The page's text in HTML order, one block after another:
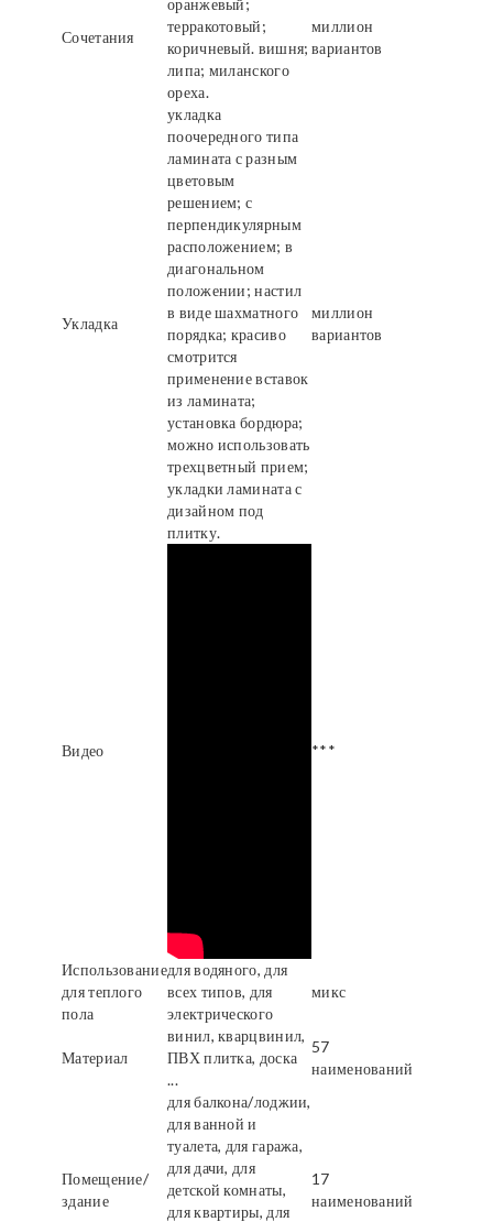
Сочетания
оранжевый;
терракотовый;
коричневый. вишня;
липа; миланского
ореха.
миллион
вариантов
Укладка
укладка
поочередного типа
ламината с разным
цветовым
решением; с
перпендикулярным
расположением; в
диагональном
положении; настил
в виде шахматного
порядка; красиво
смотрится
применение вставок
из ламината;
установка бордюра;
можно использовать
трехцветный прием;
укладки ламината с
дизайном под
плитку.
миллион
вариантов
Видео ***
Использование
для теплого
пола
для водяного, для
всех типов, для
электрического
микс
Материал
винил, кварцвинил,
ПВХ плитка, доска
...
57
наименований
Помещение/
здание
для балкона/лоджии,
для ванной и
туалета, для гаража,
для дачи, для
детской комнаты,
для квартиры, для
17
наименований